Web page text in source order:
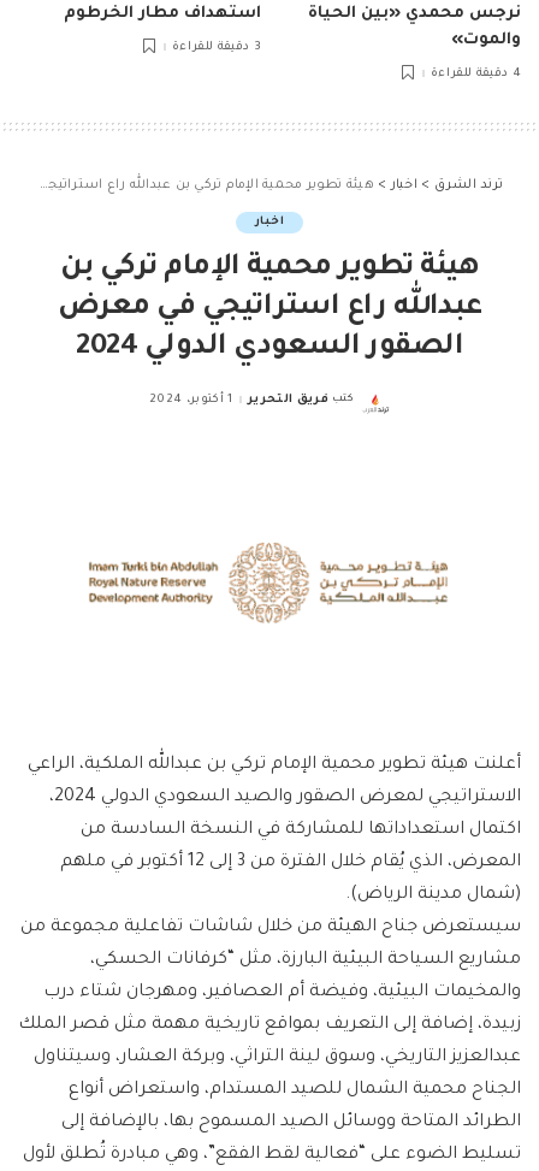
نرجس محمدي «بين الحياة
والموت»
4 دقيقة للقراءة
استهداف مطار الخرطوم
3 دقيقة للقراءة
ترند الشرق > اخبار > هيئة تطوير محمية الإمام تركي بن عبدالله راع استراتيجي في معرض الصقور السعودي الدولي 2024
اخبار
هيئة تطوير محمية الإمام تركي بن
عبدالله راع استراتيجي في معرض
الصقور السعودي الدولي 2024
Posted
كتب فريق التحرير 1 أكتوبر، 2024
أعلنت هيئة تطوير محمية الإمام تركي بن عبدالله الملكية، الراعي
الاستراتيجي لمعرض الصقور والصيد السعودي الدولي 2024،
اكتمال استعداداتها للمشاركة في النسخة السادسة من
المعرض، الذي يُقام خلال الفترة من 3 إلى 12 أكتوبر في ملهم
(شمال مدينة الرياض).
سيستعرض جناح الهيئة من خلال شاشات تفاعلية مجموعة من
مشاريع السياحة البيئية البارزة، مثل “كرفانات الحسكي،
والمخيمات البيئية، وفيضة أم العصافير، ومهرجان شتاء درب
زبيدة، إضافة إلى التعريف بمواقع تاريخية مهمة مثل قصر الملك
عبدالعزيز التاريخي، وسوق لينة التراثي، وبركة العشار، وسيتناول
الجناح محمية الشمال للصيد المستدام، واستعراض أنواع
الطرائد المتاحة ووسائل الصيد المسموح بها، بالإضافة إلى
تسليط الضوء على “فعالية لقط الفقع”، وهي مبادرة تُطلق لأول